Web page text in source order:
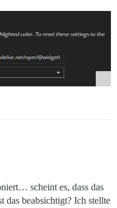
scheint es, dass das
das beabsichtigt? Ich stellte